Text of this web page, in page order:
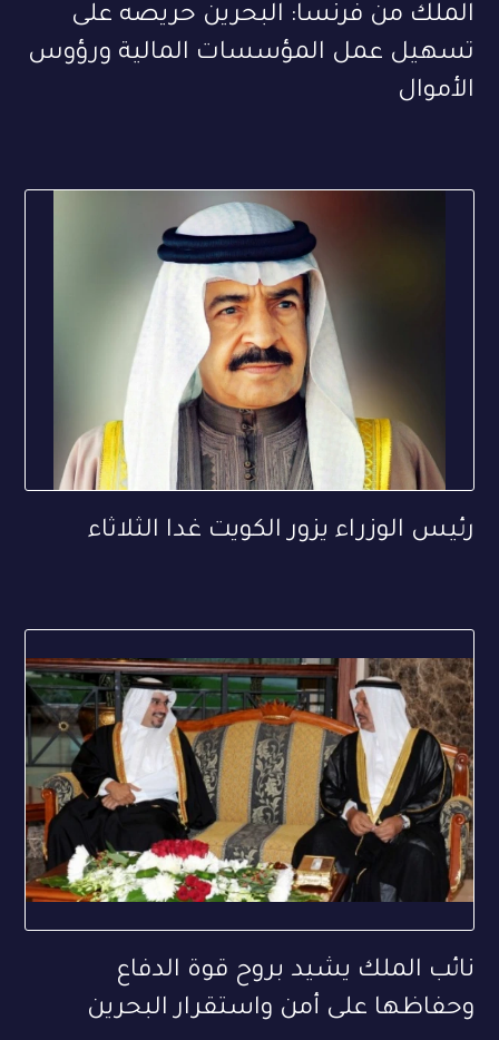
الملك من فرنسا: البحرين حريصه على
تسهيل عمل المؤسسات المالية ورؤوس
الأموال
رئيس الوزراء يزور الكويت غدا الثلاثاء
نائب الملك يشيد بروح قوة الدفاع
وحفاظها على أمن واستقرار البحرين